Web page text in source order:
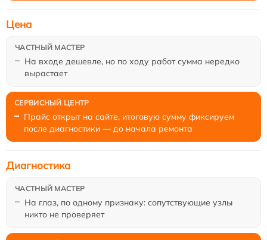
На входе дешевле, но по ходу работ сумма нередко
вырастает
Цена
Прайс открыт на сайте, итоговую сумму фиксируем
после диагностики — до начала ремонта
На глаз, по одному признаку: сопутствующие узлы
никто не проверяет
Диагностика